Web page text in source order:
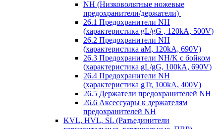
NH (Низковольтные ножевые
предохранители/держатели)
26.1 Предохранители NH
(характеристика gL/gG , 120kA, 500V)
26.2 Предохранители NH
(характеристика aM, 120kA, 690V)
26.3 Предохранители NH/K с бойком
(характеристика gL/gG, 100kA, 690V)
26.4 Предохранители NH
(характеристика gTr, 100kA, 400V)
26.5 Держатели предохранителей NH
26.6 Аксессуары к держателям
предохранителей NH
KVL, HVL, SL (Разъединители